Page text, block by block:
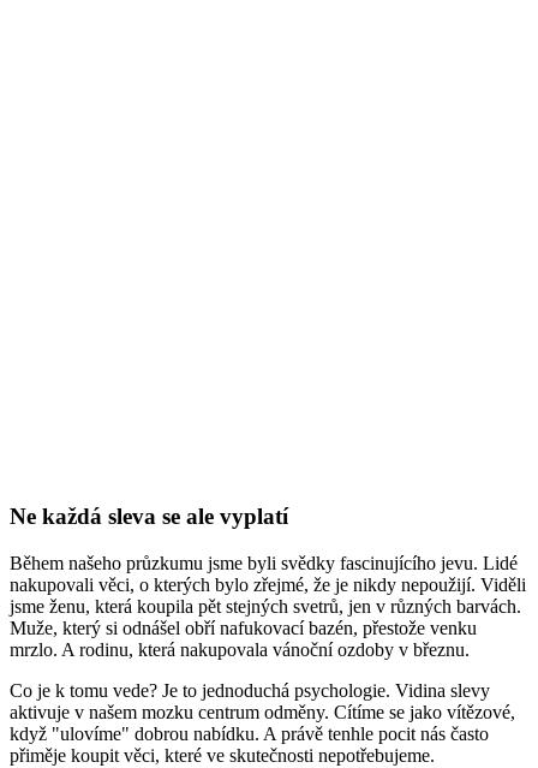
Ne každá sleva se ale vyplatí
Během našeho průzkumu jsme byli svědky fascinujícího jevu. Lidé
nakupovali věci, o kterých bylo zřejmé, že je nikdy nepoužijí. Viděli
jsme ženu, která koupila pět stejných svetrů, jen v různých barvách.
Muže, který si odnášel obří nafukovací bazén, přestože venku
mrzlo. A rodinu, která nakupovala vánoční ozdoby v březnu.
Co je k tomu vede? Je to jednoduchá psychologie. Vidina slevy
aktivuje v našem mozku centrum odměny. Cítíme se jako vítězové,
když "ulovíme" dobrou nabídku. A právě tenhle pocit nás často
přiměje koupit věci, které ve skutečnosti nepotřebujeme.